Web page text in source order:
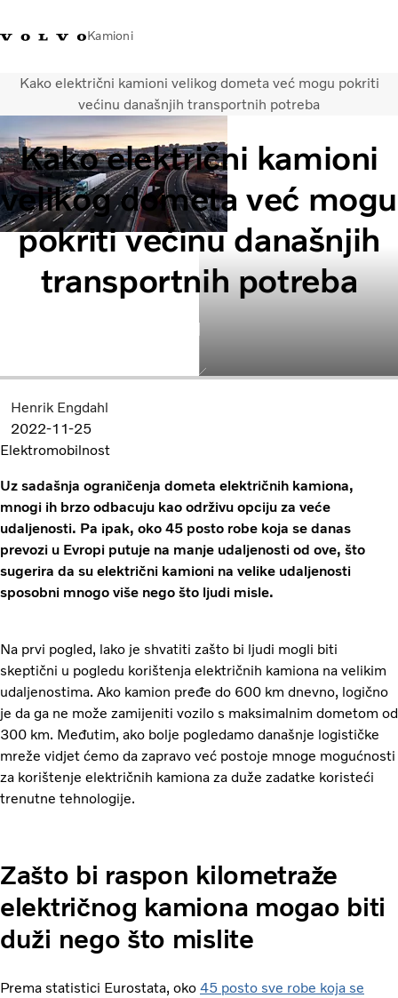
Kamioni
Volvo Trucks Bosna i Hercegovina - Kontakti Prodavaonica Volvo Trucks promo
Transportna rješenja
Kamioni
Kampanje
Usluge
Lokator distributera
Vijesti
O nama
Kako električni kamioni velikog dometa već mogu pokriti
većinu današnjih transportnih potreba
Kako električni kamioni
velikog dometa već mogu
pokriti većinu današnjih
transportnih potreba
Henrik Engdahl
2022-11-25
Elektromobilnost
Uz sadašnja ograničenja dometa električnih kamiona,
mnogi ih brzo odbacuju kao održivu opciju za veće
udaljenosti. Pa ipak, oko 45 posto robe koja se danas
prevozi u Evropi putuje na manje udaljenosti od ove, što
sugerira da su električni kamioni na velike udaljenosti
sposobni mnogo više nego što ljudi misle.
Na prvi pogled, lako je shvatiti zašto bi ljudi mogli biti
skeptični u pogledu korištenja električnih kamiona na velikim
udaljenostima. Ako kamion pređe do 600 km dnevno, logično
je da ga ne može zamijeniti vozilo s maksimalnim dometom od
300 km. Međutim, ako bolje pogledamo današnje logističke
mreže vidjet ćemo da zapravo već postoje mnoge mogućnosti
za korištenje električnih kamiona za duže zadatke koristeći
trenutne tehnologije.
Zašto bi raspon kilometraže
električnog kamiona mogao biti
duži nego što mislite
Prema statistici Eurostata, oko 45 posto sve robe koja se